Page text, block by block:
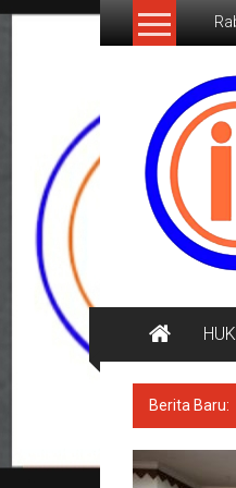
Lompat
Mitra
Bisnis
Terpercaya
Berita Baru: